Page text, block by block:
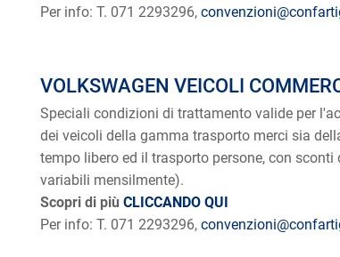
Per info: T. 071 2293296,
VOLKSWAGEN VEICOLI
Speciali condizioni di trattamento valide per
dei veicoli della gamma trasporto merci sia
tempo libero ed il trasporto persone, con sconti
variabili mensilmente).
Scopri di più CLICCANDO QUI
Per info: T. 071 2293296,